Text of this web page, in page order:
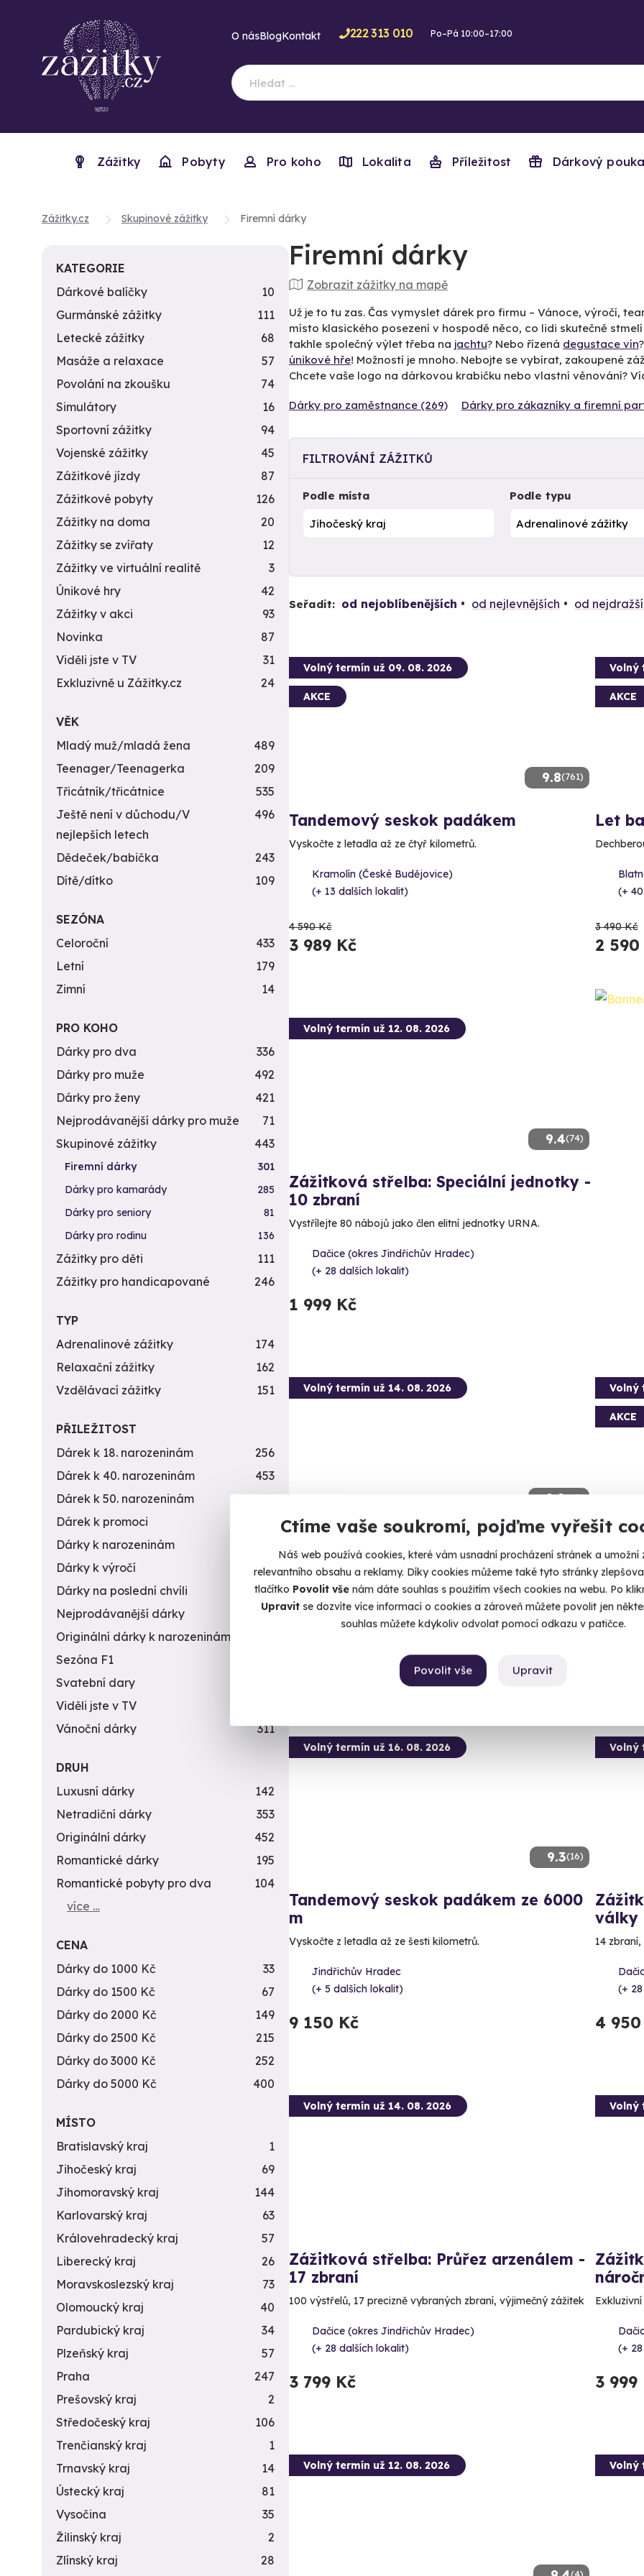
Ctíme vaše soukromí, pojďme vyřešit
Náš web používá cookies, které vám usnadní procházení stránek a umožní
relevantního obsahu a reklamy. Díky cookies můžeme také tyto stránky
tlačítko Povolit vše nám dáte souhlas s použitím všech cookies na webu. Po
Upravitse dozvíte více informací o cookies a zároveň můžete povolit jen
souhlas můžete kdykoliv odvolat pomocí odkazu v patičce.
Upravit
Povolit vše
O násBlogKontakt 222 313 010 Po–Pá 10:00–17:00
Zážitky Pobyty Pro koho Lokalita Příležitost Dárkový
Zážitky.cz Skupinové zážitky Firemní dárky
Firemní dárky
Zobrazit zážitky na mapě
Už je to tu zas. Čas vymyslet dárek pro firmu – Vánoce, výročí,
místo klasického posezení v hospodě něco, co lidi skutečně
takhle společný výlet třeba na jachtu? Nebo řízená degustace vín
únikové hře! Možností je mnoho. Nebojte se vybírat, zakoupené
Chcete vaše logo na dárkovou krabičku nebo vlastní věnování?
Dárky pro zaměstnance (269) Dárky pro zákazníky a firemní
FILTROVÁNÍ ZÁŽITKŮ
Podle místa Podle typu
Seřadit: od nejoblíbenějších od nejlevnějších od
9.8(761)
Volný termín už 09. 08. 2026
AKCE
Tandemový seskok padákem
Vyskočte z letadla až ze čtyř kilometrů.
Kramolín (České Budějovice)
(+ 13 dalších lokalit)
4 590 Kč
3 989 Kč
Volný
AKCE
Let
(+
3 490 Kč
2 590
9.4(74)
Volný termín už 12. 08. 2026
Zážitková střelba: Speciální jednotky -
10 zbraní
Vystřílejte 80 nábojů jako člen elitní jednotky URNA.
Dačice (okres Jindřichův Hradec)
(+ 28 dalších lokalit)
1 999 Kč
9.8(48)
Volný termín už 14. 08. 2026
Zážitková střelba: Megabalíček - 24
zbraní
Nálož 130 nábojů z 24 různých zbraní!
Dačice (okres Jindřichův Hradec)
(+ 28 dalších lokalit)
Volný
AKCE
Jen vy,
(+ 14
9.3(16)
Volný termín už 16. 08. 2026
Tandemový seskok padákem ze 6000
m
Vyskočte z letadla až ze šesti kilometrů.
Jindřichův Hradec
(+ 5 dalších lokalit)
9 150 Kč
Volný
války
14
(+
4
Volný termín už 14. 08. 2026
Zážitková střelba: Průřez arzenálem -
17 zbraní
100 výstřelů, 17 precizně vybraných zbraní, výjimečný zážitek
Dačice (okres Jindřichův Hradec)
(+ 28 dalších lokalit)
3 799 Kč
Volný
(+
3 999
Volný termín už 12. 08. 2026 Volný
KATEGORIE
Dárkové balíčky
10
Gurmánské zážitky
111
Letecké zážitky
68
Masáže a relaxace
57
Povolání na zkoušku
74
Simulátory
16
Sportovní zážitky
94
Vojenské zážitky
45
Zážitkové jízdy
87
Zážitkové pobyty
126
Zážitky na doma
20
Zážitky se zvířaty
12
Zážitky ve virtuální realitě
3
Únikové hry
42
Zážitky v akci
93
Novinka
87
Viděli jste v TV
31
Exkluzivně u Zážitky.cz
24
VĚK
Mladý muž/mladá žena
489
Teenager/Teenagerka
209
Třicátník/třicátnice
535
Ještě není v důchodu/V
nejlepších letech
496
Dědeček/babička
243
Dítě/dítko
109
SEZÓNA
Celoroční
433
Letní
179
Zimní
14
PRO KOHO
Dárky pro dva
336
Dárky pro muže
492
Dárky pro ženy
421
Nejprodávanější dárky pro muže
71
Skupinové zážitky
443
Firemní dárky
301
Dárky pro kamarády
285
Dárky pro seniory
81
Dárky pro rodinu
136
Zážitky pro děti
111
Zážitky pro handicapované
246
TYP
Adrenalinové zážitky
174
Relaxační zážitky
162
Vzdělávací zážitky
151
PŘILEŽITOST
Dárek k 18. narozeninám
256
Dárek k 40. narozeninám
453
Dárek k 50. narozeninám
378
Dárek k promoci
Dárky k narozeninám
Dárky k výročí
294
Dárky na poslední chvíli
450
Nejprodávanější dárky
56
Originální dárky k narozeninám
Sezóna F1
Svatební dary
Viděli jste v TV
Vánoční dárky
311
DRUH
Luxusní dárky
142
Netradiční dárky
353
Originální dárky
452
Romantické dárky
195
Romantické pobyty pro dva
104
více …
CENA
Dárky do 1000 Kč
33
Dárky do 1500 Kč
67
Dárky do 2000 Kč
149
Dárky do 2500 Kč
215
Dárky do 3000 Kč
252
Dárky do 5000 Kč
400
MÍSTO
Bratislavský kraj
1
Jihočeský kraj
69
Jihomoravský kraj
144
Karlovarský kraj
63
Královehradecký kraj
57
Liberecký kraj
26
Moravskoslezský kraj
73
Olomoucký kraj
40
Pardubický kraj
34
Plzeňský kraj
57
Praha
247
Prešovský kraj
2
Středočeský kraj
106
Trenčianský kraj
1
Trnavský kraj
14
Ústecký kraj
81
Vysočina
35
Žilinský kraj
2
Zlínský kraj
28